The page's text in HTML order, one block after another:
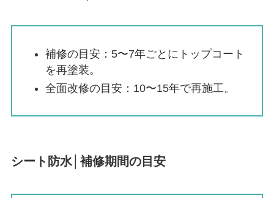
補修の目安：5〜7年ごとにトップコート
を再塗装。
全面改修の目安：10〜15年で再施工。
シート防水│補修期間の目安